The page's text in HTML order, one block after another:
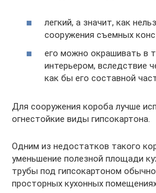
легкий, а значит, как
сооружения съемных
его можно окрашивать в
интерьером, вследствие
как бы его составной
Для сооружения короба лучше
огнестойкие виды гипсокартона.
Одним из недостатков такого
уменьшение полезной площади
трубы под гипсокартоном
просторных кухонных